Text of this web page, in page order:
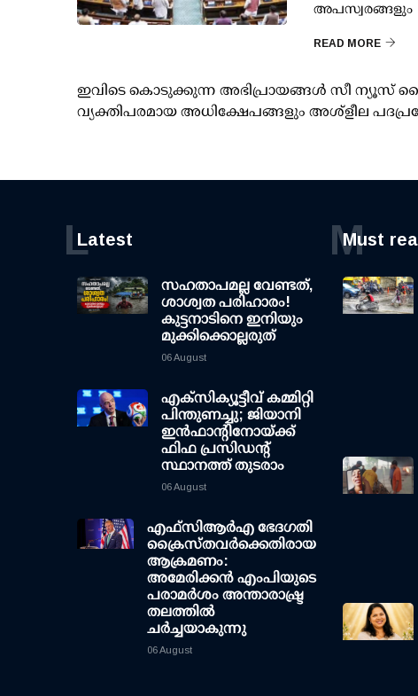
അപസ്വരങ്ങളും
READ MORE
ഇവിടെ കൊടുക്കുന്ന അഭിപ്രായങ്ങള്‍ സീ ന്യൂസ്
വ്യക്തിപരമായ അധിക്ഷേപങ്ങളും അശ്‌ളീല
Latest
L
സഹതാപമല്ല വേണ്ടത്,
ശാശ്വത പരിഹാരം!
കുട്ടനാടിനെ ഇനിയും
മുക്കിക്കൊല്ലരുത്
06 August
എക്സിക്യൂട്ടീവ് കമ്മിറ്റി
പിന്തുണച്ചു; ജിയാനി
ഇന്‍ഫാന്റിനോയ്ക്ക്
ഫിഫ പ്രസിഡന്റ്
സ്ഥാനത്ത് തുടരാം
06 August
എഫ്‌സി‌ആര്‍‌എ ഭേദഗതി
ക്രൈസ്തവർക്കെതിരായ
ആക്രമണം:
അമേരിക്കൻ എംപിയുടെ
പരാമർശം അന്താരാഷ്ട്ര
തലത്തിൽ
ചർച്ചയാകുന്നു
06 August
Must
M